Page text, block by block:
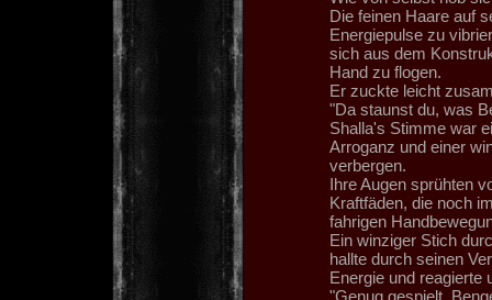
Die feinen Haare auf
Energiepulse zu
sich aus dem
Hand zu flogen.
Er zuckte leicht
"Da staunst du, was
Shalla's Stimme war
Arroganz und einer
verbergen.
Ihre Augen sprühten
Kraftfäden, die noch
fahrigen
Ein winziger Stich
hallte durch seinen
Energie und reagierte
"Genug gespielt,